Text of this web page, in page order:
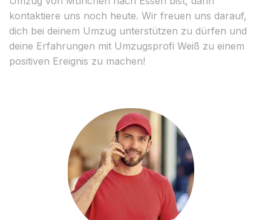
kontaktiere uns noch heute. Wir freuen uns darauf,
dich bei deinem Umzug unterstützen zu dürfen und
deine Erfahrungen mit Umzugsprofi Weiß zu einem
positiven Ereignis zu machen!